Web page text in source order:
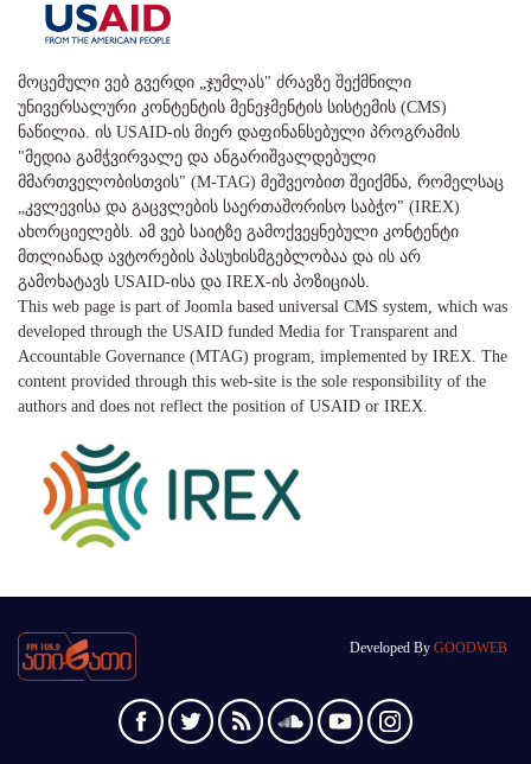
მოცემული ვებ გვერდი „ჯუმლას" ძრავზე შექმნილი
უნივერსალური კონტენტის მენეჯმენტის სისტემის (CMS)
ნაწილია. ის USAID-ის მიერ დაფინანსებული პროგრამის
"მედია გამჭვირვალე და ანგარიშვალდებული
მმართველობისთვის" (M-TAG) მეშვეობით შეიქმნა, რომელსაც
„კვლევისა და გაცვლების საერთაშორისო საბჭო" (IREX)
ახორციელებს. ამ ვებ საიტზე გამოქვეყნებული კონტენტი
მთლიანად ავტორების პასუხისმგებლობაა და ის არ
გამოხატავს USAID-ისა და IREX-ის პოზიციას.
This web page is part of Joomla based universal CMS system, which was
developed through the USAID funded Media for Transparent and
Accountable Governance (MTAG) program, implemented by IREX. The
content provided through this web-site is the sole responsibility of the
authors and does not reflect the position of USAID or IREX.
Developed By GOODWEB